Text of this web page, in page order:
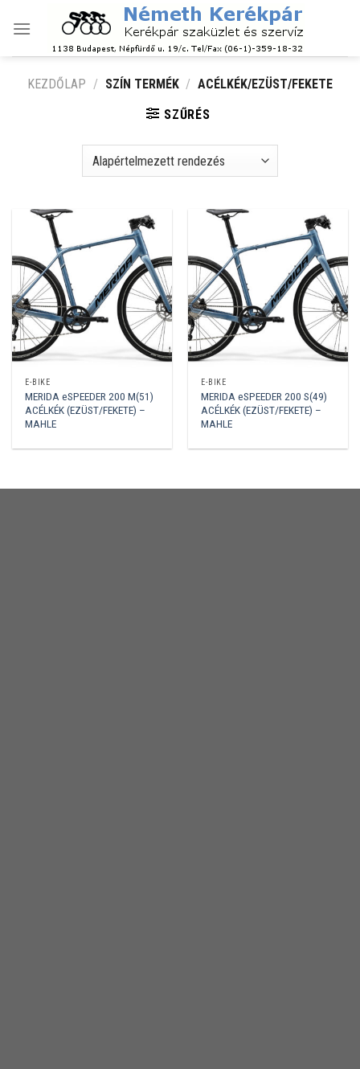
KEZDŐLAP / SZÍN TERMÉK / ACÉLKÉK/EZÜST/FEKETE
SZŰRÉS
E-BIKE
MERIDA eSPEEDER 200 M(51)
ACÉLKÉK (EZÜST/FEKETE) –
MAHLE
E-BIKE
MERIDA eSPEEDER 200 S(49)
ACÉLKÉK (EZÜST/FEKETE) –
MAHLE